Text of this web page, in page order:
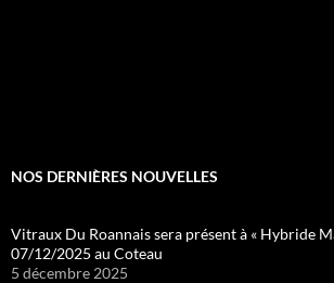
NOS DERNIÈRES NOUVELLES
Vitraux Du Roannais sera présent à « Hybride
07/12/2025 au Coteau
5 décembre 2025